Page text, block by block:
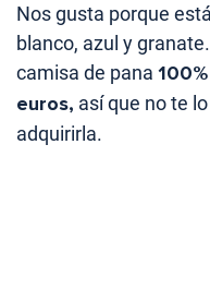
Nos gusta porque
blanco, azul y
camisa de pana
euros, así que no te
adquirirla.